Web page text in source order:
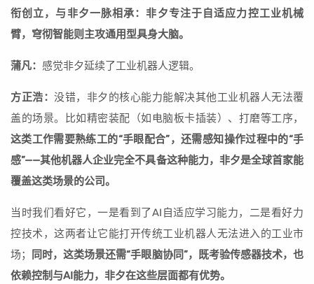
衔创立，与非夕一脉相承：非夕专注于自适应力控工业机械
臂，穹彻智能则主攻通用型具身大脑。
蒲凡： 感觉非夕延续了工业机器人逻辑。
方正浩： 没错，非夕的核心能力能解决其他工业机器人无法覆
盖的场景。比如精密装配（如电脑板卡插装）、打磨等工序，
这类工作需要熟练工的“手眼配合”，还需感知操作过程中的“手
感”——其他机器人企业完全不具备这种能力，非夕是全球首家能
覆盖这类场景的公司。
当时我们看好它，一是看到了AI自适应学习能力，二是看好力
控技术，这两者让它能打开传统工业机器人无法进入的工业市
场；
同时，这类场景还需“手眼脑协同”，既考验传感器技术，也
依赖控制与AI能力，非夕在这些层面都有优势。